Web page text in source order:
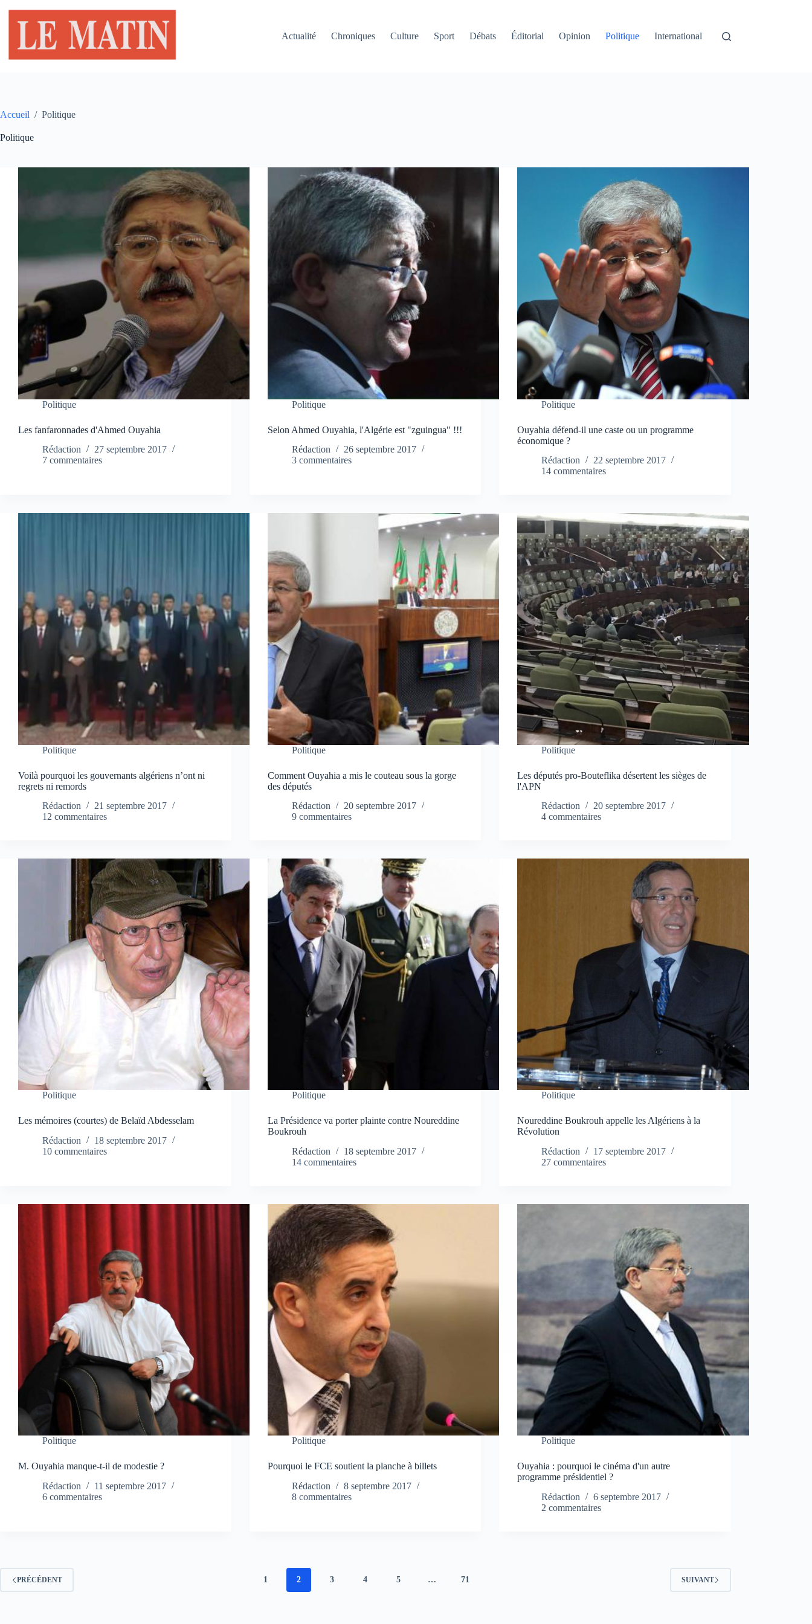
contenu
Actualité
Chroniques Culture Sport Débats Éditorial Opinion Politique International
Accueil / Politique
Politique
Politique
Les fanfaronnades d'Ahmed Ouyahia
Rédaction
27 septembre 2017
7 commentaires
Politique
Selon Ahmed Ouyahia, l'Algérie est "zguingua" !!!
Rédaction
26 septembre 2017
3 commentaires
Politique
Ouyahia défend-il une caste ou un programme
économique ?
Rédaction
22 septembre 2017
14 commentaires
Politique
Voilà pourquoi les gouvernants algériens n’ont ni
regrets ni remords
Rédaction
21 septembre 2017
12 commentaires
Politique
Comment Ouyahia a mis le couteau sous la gorge
des députés
Rédaction
20 septembre 2017
9 commentaires
Politique
Les députés pro-Bouteflika désertent les sièges de
l'APN
Rédaction
20 septembre 2017
4 commentaires
Politique
Les mémoires (courtes) de Belaïd Abdesselam
Rédaction
18 septembre 2017
10 commentaires
Politique
La Présidence va porter plainte contre Noureddine
Boukrouh
Rédaction
18 septembre 2017
14 commentaires
Politique
Noureddine Boukrouh appelle les Algériens à la
Révolution
Rédaction
17 septembre 2017
27 commentaires
Politique
M. Ouyahia manque-t-il de modestie ?
Rédaction
11 septembre 2017
6 commentaires
Politique
Pourquoi le FCE soutient la planche à billets
Rédaction
8 septembre 2017
8 commentaires
Politique
Ouyahia : pourquoi le cinéma d'un autre
programme présidentiel ?
Rédaction
6 septembre 2017
2 commentaires
PRÉCÉDENT 1 2 3 4 5 … 71 SUIVANT